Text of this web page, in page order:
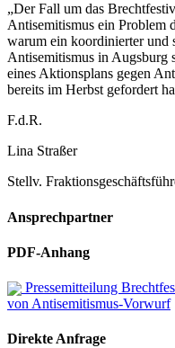
„Der Fall um das
Antisemitismus ein Problem
warum ein koordinierter und
Antisemitismus in Augsburg
eines Aktionsplans gegen
bereits im Herbst gefordert
F.d.R.
Lina Straßer
Stellv.
Ansprechpartner
PDF-Anhang
Pressemitteilung
von Antisemitismus-Vorwurf
Direkte Anfrage